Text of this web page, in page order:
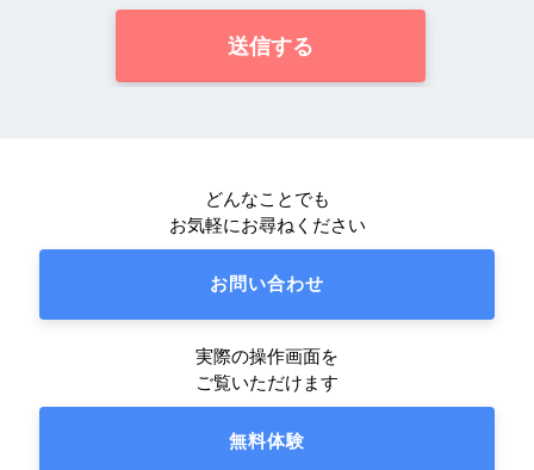
どんなことでも
お気軽にお尋ねください
お問い合わせ
実際の操作画面を
ご覧いただけます
無料体験